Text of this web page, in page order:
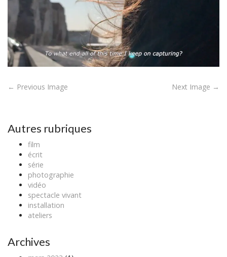
P
t
o
← Previous Image Next Image →
Autres rubriques
film
écrit
série
photographie
vidéo
spectacle vivant
installation
ateliers
Archives